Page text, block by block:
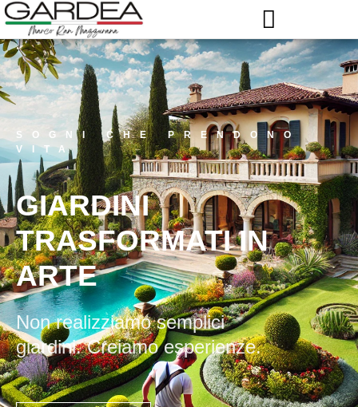
SOGNI CHE PRENDONO
VITA
GIARDINI
TRASFORMATI IN
ARTE
Non realizziamo semplici
giardini.Creiamo esperienze.